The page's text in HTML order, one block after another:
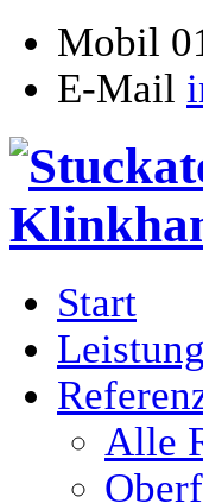
Mobil
E-Mail
Start
Alle